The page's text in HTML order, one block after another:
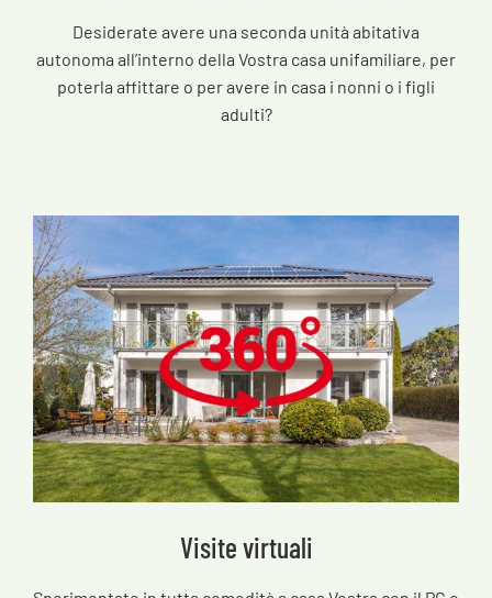
Desiderate avere una seconda unità abitativa
autonoma all’interno della Vostra casa unifamiliare, per
poterla affittare o per avere in casa i nonni o i figli
adulti?
Visite virtuali